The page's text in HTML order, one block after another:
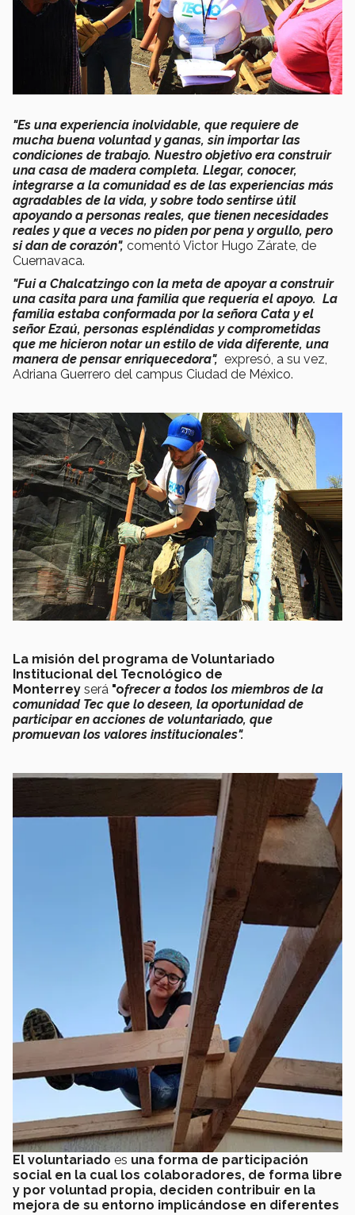
"Es una experiencia inolvidable, que requiere de
mucha buena voluntad y ganas, sin importar las
condiciones de trabajo. Nuestro objetivo era construir
una casa de madera completa. Llegar, conocer,
integrarse a la comunidad es de las experiencias más
agradables de la vida, y sobre todo sentirse útil
apoyando a personas reales, que tienen necesidades
reales y que a veces no piden por pena y orgullo, pero
si dan de corazón", comentó Victor Hugo Zárate, de
Cuernavaca.
"Fui a Chalcatzingo con la meta de apoyar a construir
una casita para una familia que requería el apoyo. La
familia estaba conformada por la señora Cata y el
señor Ezaú, personas espléndidas y comprometidas
que me hicieron notar un estilo de vida diferente, una
manera de pensar enriquecedora", expresó, a su vez,
Adriana Guerrero del campus Ciudad de México.
La misión del programa de Voluntariado
Institucional del Tecnológico de
Monterrey será "ofrecer a todos los miembros de la
comunidad Tec que lo deseen, la oportunidad de
participar en acciones de voluntariado, que
promuevan los valores institucionales".
El voluntariado es una forma de participación
social en la cual los colaboradores, de forma libre
y por voluntad propia, deciden contribuir en la
mejora de su entorno implicándose en diferentes